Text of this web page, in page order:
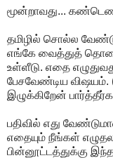
மூன்றாவது...
தமிழில் சொல்ல
எங்கே வைத்துத்
உள்ளீடு. எதை
பேசவேண்டிய விஷயம்.
இழுக்கிறேன்
பதிவில் எது
எதையும் நீங்கள்
பின்னூட்டத்துக்கு